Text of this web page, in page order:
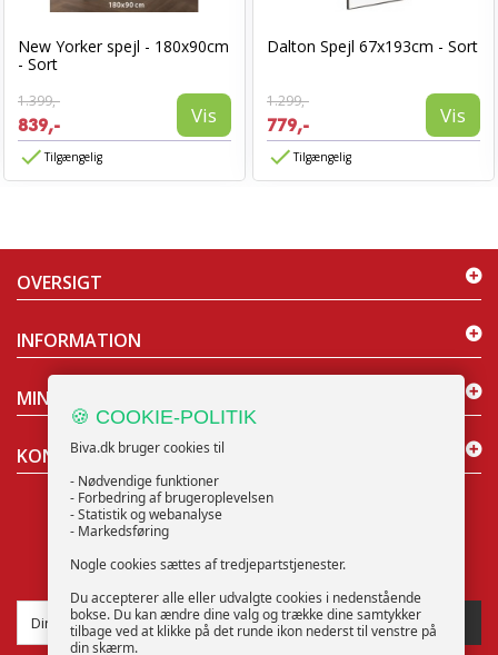
New Yorker spejl - 180x90cm
- Sort
1.399,-
839,- Vis
Tilgængelig
Dalton Spejl 67x193cm - Sort
1.299,-
779,- Vis
Tilgængelig
OVERSIGT
INFORMATION
MIN KONTO
KONTAKT OS
NYHEDSBREV
TILMELD
🍪 COOKIE-POLITIK
Biva.dk bruger cookies til
- Nødvendige funktioner
- Forbedring af brugeroplevelsen
- Statistik og webanalyse
- Markedsføring
Nogle cookies sættes af tredjepartstjenester.
Du accepterer alle eller udvalgte cookies i nedenstående
bokse. Du kan ændre dine valg og trække dine samtykker
tilbage ved at klikke på det runde ikon nederst til venstre på
din skærm.